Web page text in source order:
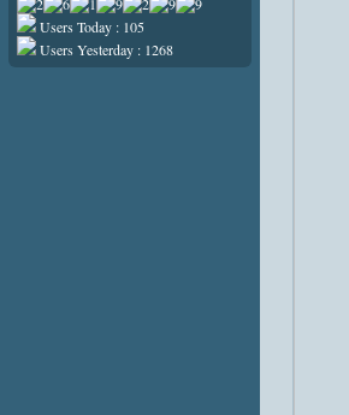
Users Today : 105
Users Yesterday : 1268